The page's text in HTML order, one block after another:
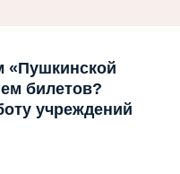
«Пушкинской
билетов?
учреждений